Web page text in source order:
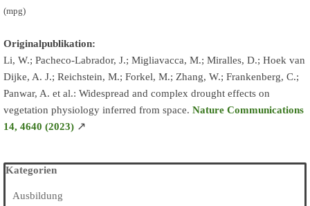
(mpg)
Originalpublikation:
Li, W.; Pacheco-Labrador, J.; Migliavacca, M.; Miralles, D.; Hoek van
Dijke, A. J.; Reichstein, M.; Forkel, M.; Zhang, W.; Frankenberg, C.;
Panwar, A. et al.: Widespread and complex drought effects on
vegetation physiology inferred from space. Nature Communications
14, 4640 (2023) ↗
Block überspringen Kategorien
Kategorien
Ausbildung